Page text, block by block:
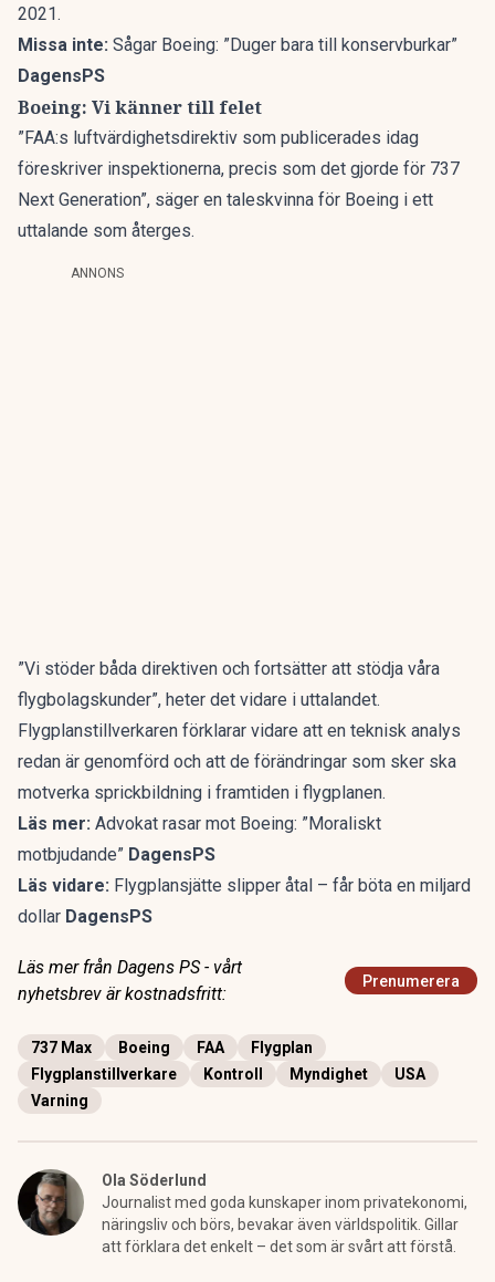
2021.
Missa inte: Sågar Boeing: ”Duger bara till konservburkar”
DagensPS
Boeing: Vi känner till felet
”FAA:s luftvärdighetsdirektiv som publicerades idag
föreskriver inspektionerna, precis som det gjorde för 737
Next Generation”, säger en taleskvinna för Boeing i ett
uttalande som återges.
ANNONS
”Vi stöder båda direktiven och fortsätter att stödja våra
flygbolagskunder”, heter det vidare i uttalandet.
Flygplanstillverkaren förklarar vidare att en teknisk analys
redan är genomförd och att de förändringar som sker ska
motverka sprickbildning i framtiden i flygplanen.
Läs mer: Advokat rasar mot Boeing: ”Moraliskt
motbjudande” DagensPS
Läs vidare: Flygplansjätte slipper åtal – får böta en miljard
dollar DagensPS
Läs mer från Dagens PS - vårt
nyhetsbrev är kostnadsfritt:
Prenumerera
737 Max Boeing FAA
Flygplan
Flygplanstillverkare
Kontroll Myndighet
USA
Varning
Ola Söderlund
Journalist med goda kunskaper inom privatekonomi,
näringsliv och börs, bevakar även världspolitik. Gillar
att förklara det enkelt – det som är svårt att förstå.